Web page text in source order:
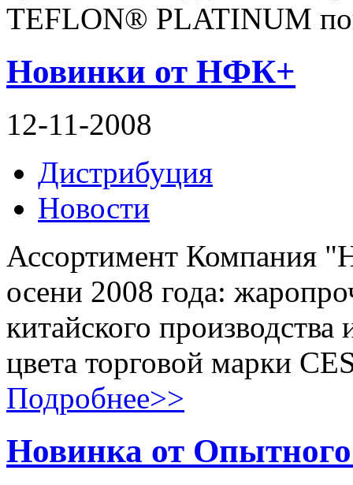
TEFLON® PLATINUM
Новинки от НФК+
12-11-2008
Дистрибуция
Новости
Ассортимент Компания
осени 2008 года:
китайского
цвета торговой марки
Подробнее>>
Новинка от Опытного